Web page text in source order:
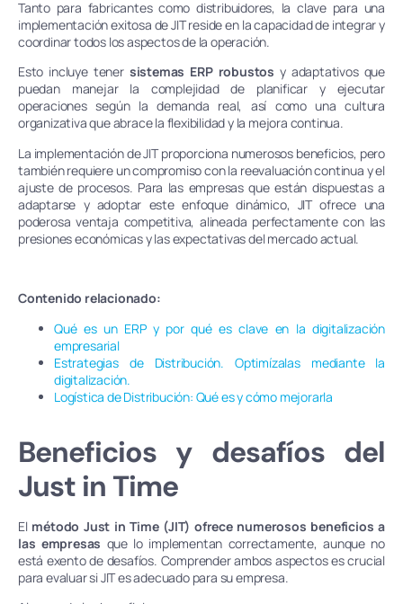
Tanto para fabricantes como distribuidores, la clave para una
implementación exitosa de JIT reside en la capacidad de integrar y
coordinar todos los aspectos de la operación.
Esto incluye tener sistemas ERP robustos y adaptativos que
puedan manejar la complejidad de planificar y ejecutar
operaciones según la demanda real, así como una cultura
organizativa que abrace la flexibilidad y la mejora continua.
La implementación de JIT proporciona numerosos beneficios, pero
también requiere un compromiso con la reevaluación continua y el
ajuste de procesos. Para las empresas que están dispuestas a
adaptarse y adoptar este enfoque dinámico, JIT ofrece una
poderosa ventaja competitiva, alineada perfectamente con las
presiones económicas y las expectativas del mercado actual.
Contenido relacionado:
Qué es un ERP y por qué es clave en la digitalización
empresarial
Estrategias de Distribución. Optimízalas mediante la
digitalización.
Logística de Distribución: Qué es y cómo mejorarla
Beneficios y desafíos del
Just in Time
El método Just in Time (JIT) ofrece numerosos beneficios a
las empresas que lo implementan correctamente, aunque no
está exento de desafíos. Comprender ambos aspectos es crucial
para evaluar si JIT es adecuado para su empresa.